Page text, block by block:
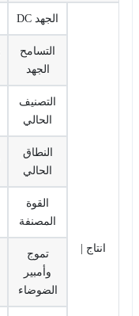
انتاج |
الجهد DC
التسامح
الجهد
التصنيف
الحالي
النطاق
الحالي
القوة
المصنفة
تموج
وأمبير
الضوضاء